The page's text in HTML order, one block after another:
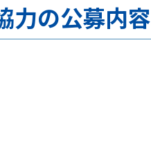
の公募内容